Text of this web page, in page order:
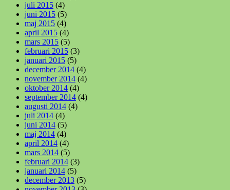
juli 2015 (4)
juni 2015 (5)
maj 2015 (4)
april 2015 (4)
mars 2015 (5)
februari 2015 (3)
januari 2015 (5)
december 2014 (4)
november 2014 (4)
oktober 2014 (4)
september 2014 (4)
augusti 2014 (4)
juli 2014 (4)
juni 2014 (5)
maj 2014 (4)
april 2014 (4)
mars 2014 (5)
februari 2014 (3)
januari 2014 (5)
december 2013 (5)